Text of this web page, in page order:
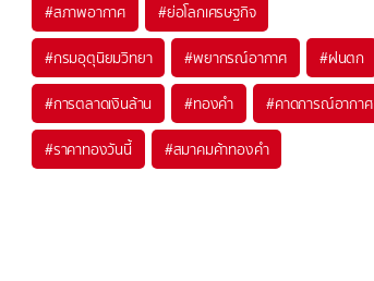
#สภาพอากาศ #ย่อโลกเศรษฐกิจ
#กรมอุตุนิยมวิทยา #พยากรณ์อากาศ #ฝนตก
#การตลาดเงินล้าน #ทองคำ #คาดการณ์อากาศ
#ราคาทองวันนี้ #สมาคมค้าทองคำ